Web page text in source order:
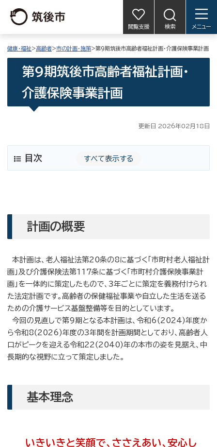
閲覧支援 検索 メニュー
健康・福祉>高齢者>市の計画・施策>第9期筑後市高齢者福祉計画・介護保険事業計画
第9期筑後市高齢者福祉計画・
介護保険事業計画
更新日 2026年02月18日
目次 すべて表示する
計画の概要
本計画は、老人福祉法第20条の8に基づく「市町村老人福祉計
画」及び介護保険法第117条に基づく「市町村介護保険事業計
画」を一体的に策定したもので、3年ごとに策定を義務付けられ
た法定計画です。高齢者の保健福祉事業や自立した生活を送る
ための介護サービス基盤整備等を目的としています。
今回の見直しで第9期となる本計画は、令和6(2024)年度か
ら令和8(2026)年度の3年間を計画期間としており、高齢者人
口がピークを迎える令和22(2040)年の本市の姿を見据え、中
長期的な視野に立って策定しました。
基本理念
いきいきと笑顔で、ささえあい、安心し